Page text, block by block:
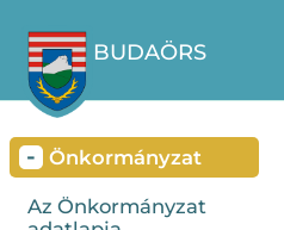
BUDAÖRS
- Önkormányzat
Az Önkormányzat